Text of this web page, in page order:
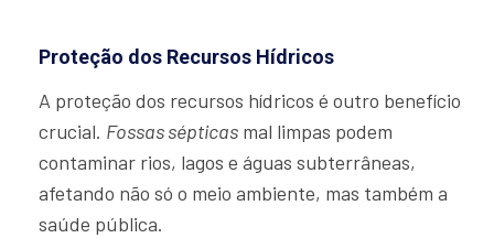
Proteção dos Recursos Hídricos
A proteção dos recursos hídricos é outro benefício
crucial. Fossas sépticas mal limpas podem
contaminar rios, lagos e águas subterrâneas,
afetando não só o meio ambiente, mas também a
saúde pública.